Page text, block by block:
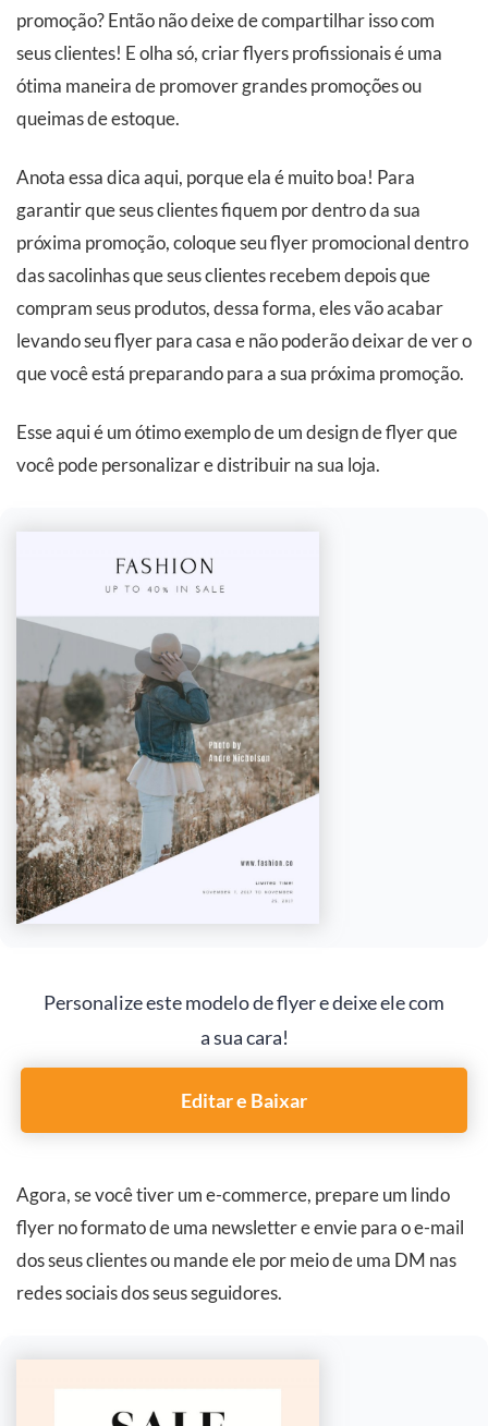
promoção? Então não deixe de compartilhar isso com
seus clientes! E olha só, criar flyers profissionais é uma
ótima maneira de promover grandes promoções ou
queimas de estoque.
Anota essa dica aqui, porque ela é muito boa! Para
garantir que seus clientes fiquem por dentro da sua
próxima promoção, coloque seu flyer promocional dentro
das sacolinhas que seus clientes recebem depois que
compram seus produtos, dessa forma, eles vão acabar
levando seu flyer para casa e não poderão deixar de ver o
que você está preparando para a sua próxima promoção.
Esse aqui é um ótimo exemplo de um design de flyer que
você pode personalizar e distribuir na sua loja.
Personalize este modelo de flyer e deixe ele com
a sua cara!
Editar e Baixar
Agora, se você tiver um e-commerce, prepare um lindo
flyer no formato de uma newsletter e envie para o e-mail
dos seus clientes ou mande ele por meio de uma DM nas
redes sociais dos seus seguidores.